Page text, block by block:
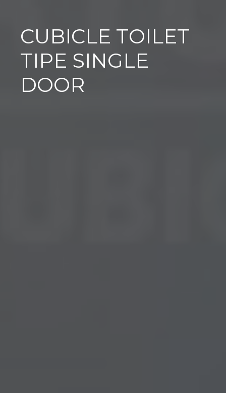
CUBICLE TOILET
TIPE SINGLE
DOOR